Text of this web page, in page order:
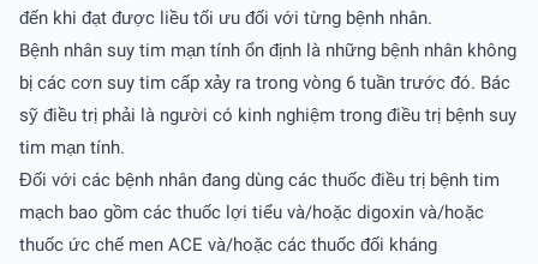
đến khi đạt được liều tối ưu đối với từng bệnh nhân.
Bệnh nhân suy tim mạn tính ổn định là những bệnh nhân không
bị các cơn suy tim cấp xảy ra trong vòng 6 tuần trước đó. Bác
sỹ điều trị phải là người có kinh nghiệm trong điều trị bệnh suy
tim mạn tính.
Đối với các bệnh nhân đang dùng các thuốc điều trị bệnh tim
mạch bao gồm các thuốc lợi tiểu và/hoặc digoxin và/hoặc
thuốc ức chế men ACE và/hoặc các thuốc đối kháng